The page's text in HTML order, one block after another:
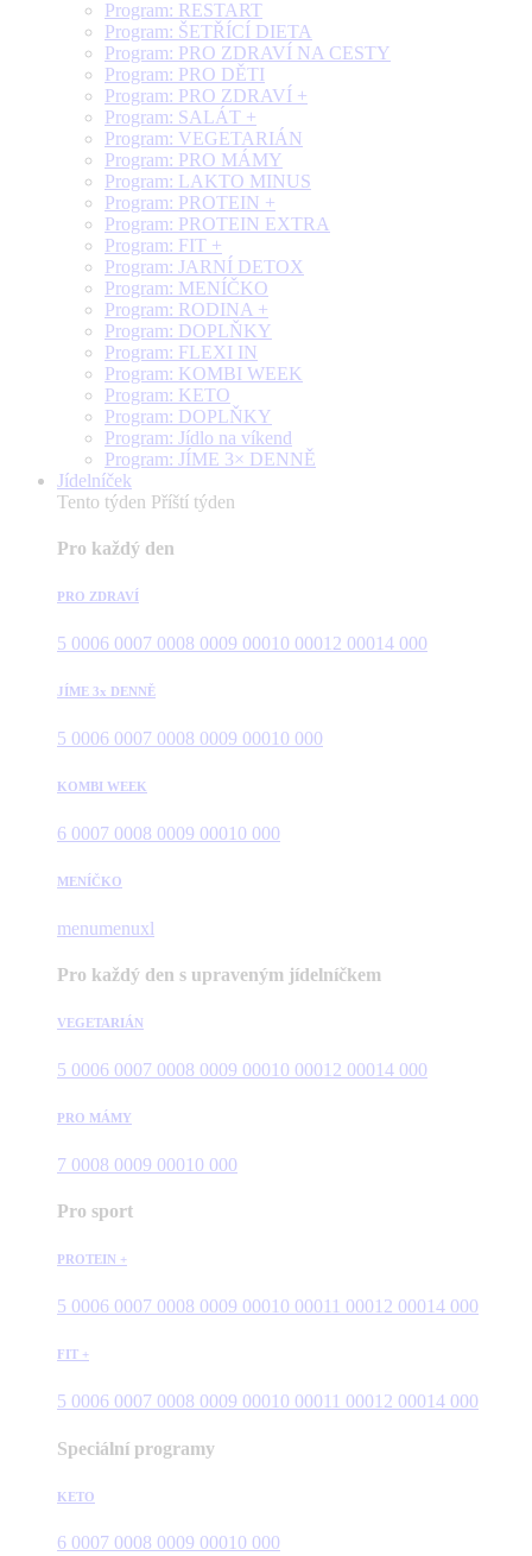
Program: RESTART
Program: ŠETŘÍCÍ DIETA
Program: PRO ZDRAVÍ NA CESTY
Program: PRO DĚTI
Program: PRO ZDRAVÍ +
Program: SALÁT +
Program: VEGETARIÁN
Program: PRO MÁMY
Program: LAKTO MINUS
Program: PROTEIN +
Program: PROTEIN EXTRA
Program: FIT +
Program: JARNÍ DETOX
Program: MENÍČKO
Program: RODINA +
Program: DOPLŇKY
Program: FLEXI IN
Program: KOMBI WEEK
Program: KETO
Program: DOPLŇKY
Program: Jídlo na víkend
Program: JÍME 3× DENNĚ
Jídelníček
Tento týden Příští týden
Pro každý den
PRO ZDRAVÍ
5 0006 0007 0008 0009 00010 00012 00014 000
JÍME 3x DENNĚ
5 0006 0007 0008 0009 00010 000
KOMBI WEEK
6 0007 0008 0009 00010 000
MENÍČKO
menumenuxl
Pro každý den s upraveným jídelníčkem
VEGETARIÁN
5 0006 0007 0008 0009 00010 00012 00014 000
PRO MÁMY
7 0008 0009 00010 000
Pro sport
PROTEIN +
5 0006 0007 0008 0009 00010 00011 00012 00014 000
FIT +
5 0006 0007 0008 0009 00010 00011 00012 00014 000
Speciální programy
KETO
6 0007 0008 0009 00010 000